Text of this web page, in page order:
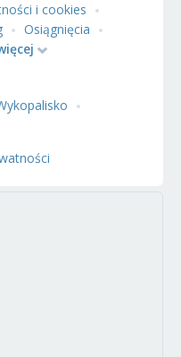
i cookies
Osiągnięcia